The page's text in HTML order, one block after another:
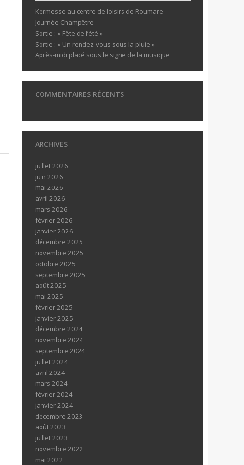
Kermesse au centre de loisirs de Roumare
Journée Champêtre
Sortie : « Fête de l’été »
Sortie : « Un rendez-vous sous la pluie »
Après-midi placé sous le signe de la musique
COMMENTAIRES RÉCENTS
ARCHIVES
juillet 2026
juin 2026
mai 2026
avril 2026
mars 2026
février 2026
janvier 2026
décembre 2025
novembre 2025
octobre 2025
septembre 2025
août 2025
mai 2025
février 2025
janvier 2025
décembre 2024
novembre 2024
septembre 2024
juillet 2024
avril 2024
mars 2024
février 2024
janvier 2024
décembre 2023
août 2023
juillet 2023
novembre 2022
mai 2022